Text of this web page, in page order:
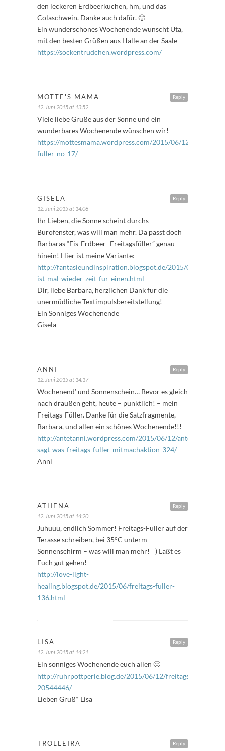
den leckeren Erdbeerkuchen, hm, und das
Colaschwein. Danke auch dafür. 🙂
Ein wunderschönes Wochenende wünscht Uta,
mit den besten Grüßen aus Halle an der Saale
https://sockentrudchen.wordpress.com/
Reply
MOTTE'S MAMA
12. Juni 2015 at 13:52
Viele liebe Grüße aus der Sonne und ein
wunderbares Wochenende wünschen wir!
https://mottesmama.wordpress.com/2015/06/12/freitags-
fuller-no-17/
Reply
GISELA
12. Juni 2015 at 14:08
Ihr Lieben, die Sonne scheint durchs
Bürofenster, was will man mehr. Da passt doch
Barbaras “Eis-Erdbeer- Freitagsfüller” genau
hinein! Hier ist meine Variante:
http://fantasieundinspiration.blogspot.de/2015/06/es-
ist-mal-wieder-zeit-fur-einen.html
Dir, liebe Barbara, herzlichen Dank für die
unermüdliche Textimpulsbereitstellung!
Ein Sonniges Wochenende
Gisela
Reply
ANNI
12. Juni 2015 at 14:17
Wochenend’ und Sonnenschein… Bevor es gleich
nach draußen geht, heute – pünktlich! – mein
Freitags-Füller. Danke für die Satzfragmente,
Barbara, und allen ein schönes Wochenende!!!
http://antetanni.wordpress.com/2015/06/12/antetanni-
sagt-was-freitags-fuller-mitmachaktion-324/
Anni
Reply
ATHENA
12. Juni 2015 at 14:20
Juhuuu, endlich Sommer! Freitags-Füller auf der
Terasse schreiben, bei 35°C unterm
Sonnenschirm – was will man mehr! =) Laßt es
Euch gut gehen!
http://love-light-
healing.blogspot.de/2015/06/freitags-fuller-
136.html
Reply
LISA
12. Juni 2015 at 14:21
Ein sonniges Wochenende euch allen 🙂
http://ruhrpottperle.blog.de/2015/06/12/freitagsfueller-
20544446/
Lieben Gruß* Lisa
Reply
TROLLEIRA